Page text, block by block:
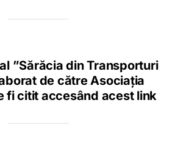
”Sărăcia din Transporturi
de către Asociația
fi citit accesând acest link